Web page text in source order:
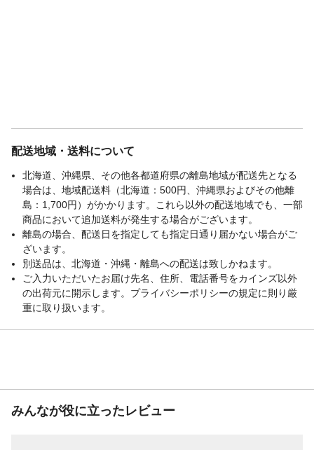
配送地域・送料について
北海道、沖縄県、その他各都道府県の離島地域が配送先となる
場合は、地域配送料（北海道：500円、沖縄県およびその他離
島：1,700円）がかかります。これら以外の配送地域でも、一部
商品において追加送料が発生する場合がございます。
離島の場合、配送日を指定しても指定日通り届かない場合がご
ざいます。
別送品は、北海道・沖縄・離島への配送は致しかねます。
ご入力いただいたお届け先名、住所、電話番号をカインズ以外
の出荷元に開示します。プライバシーポリシーの規定に則り厳
重に取り扱います。
みんなが役に立ったレビュー